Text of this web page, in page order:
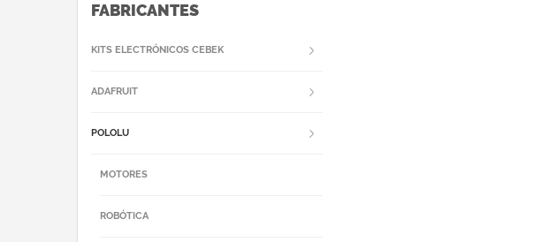
FABRICANTES
KITS ELECTRÓNICOS CEBEK
ADAFRUIT
POLOLU
MOTORES
ROBÓTICA